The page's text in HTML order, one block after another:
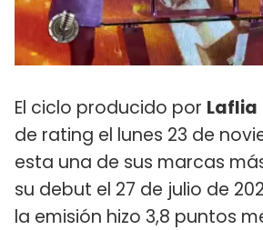
El ciclo producido por Laflia
de rating el lunes 23 de
esta una de sus marcas
su debut el 27 de julio de
la emisión hizo 3,8 puntos